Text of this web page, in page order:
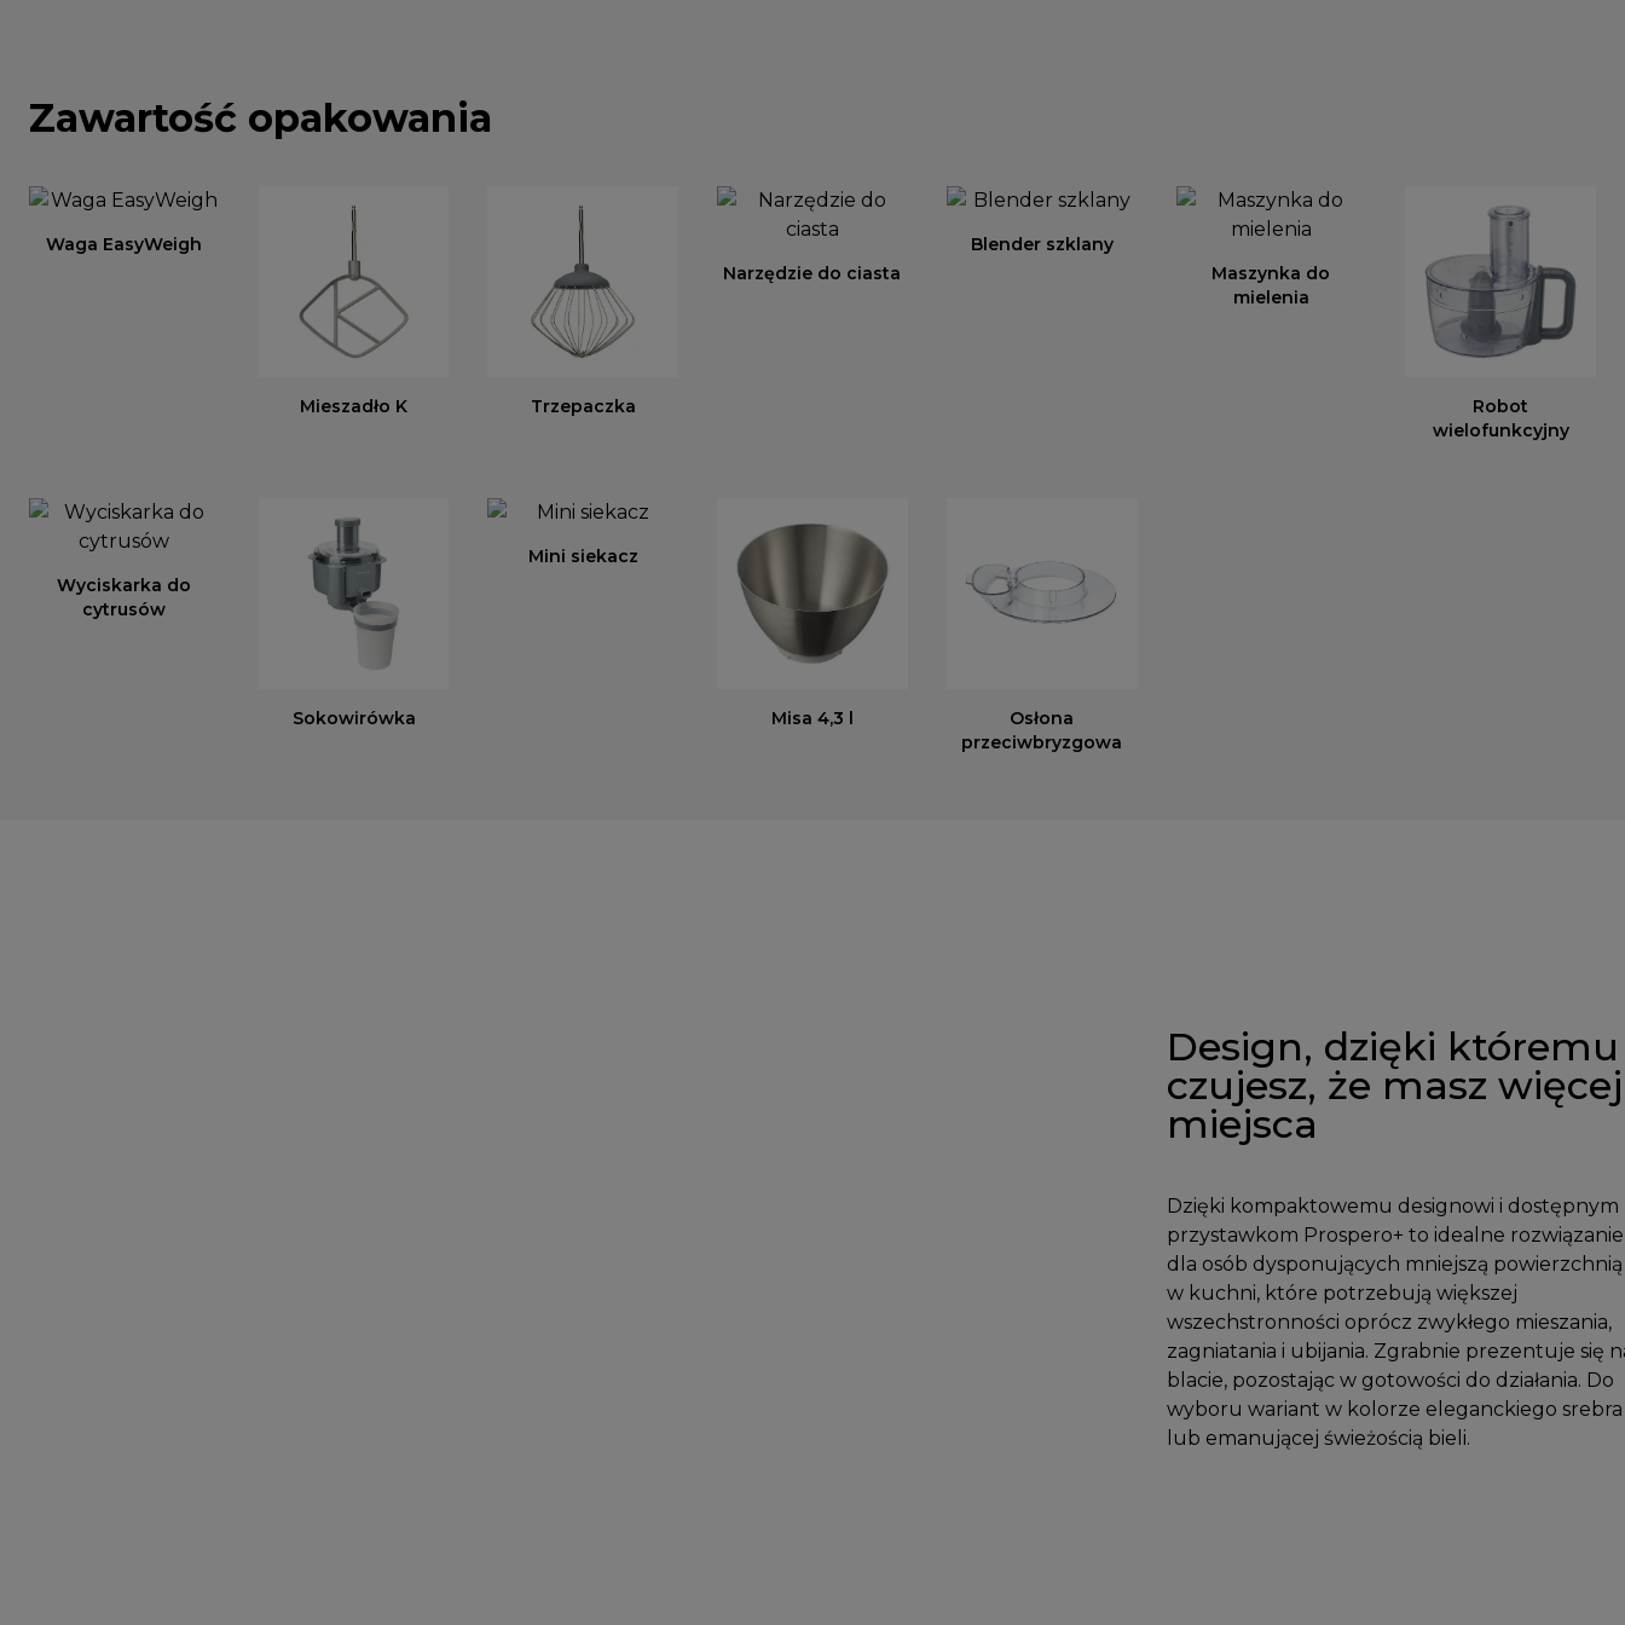
Zawartość opakowania
Waga EasyWeigh
Mieszadło K Trzepaczka
Narzędzie do ciasta
Blender szklany
Maszynka do
mielenia
Robot
wielofunkcyjny
Wyciskarka do
cytrusów
Sokowirówka
Mini siekacz
Misa 4,3 l
Osłona
przeciwbryzgowa
Design, dzięki któremu
czujesz, że masz więcej
miejsca
Dzięki kompaktowemu designowi i dostępnym
przystawkom Prospero+ to idealne rozwiązanie
dla osób dysponujących mniejszą powierzchnią
w kuchni, które potrzebują większej
wszechstronności oprócz zwykłego mieszania,
zagniatania i ubijania. Zgrabnie prezentuje się
blacie, pozostając w gotowości do działania. Do
wyboru wariant w kolorze eleganckiego srebra
lub emanującej świeżością bieli.